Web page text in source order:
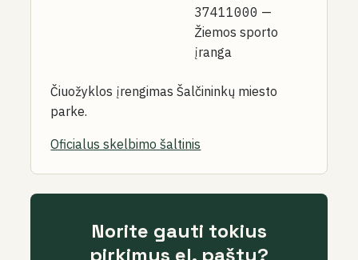
37411000 —
Žiemos sporto
įranga
Čiuožyklos įrengimas Šalčininkų miesto
parke.
Oficialus skelbimo šaltinis
Norite gauti tokius
pirkimus el. paštu?